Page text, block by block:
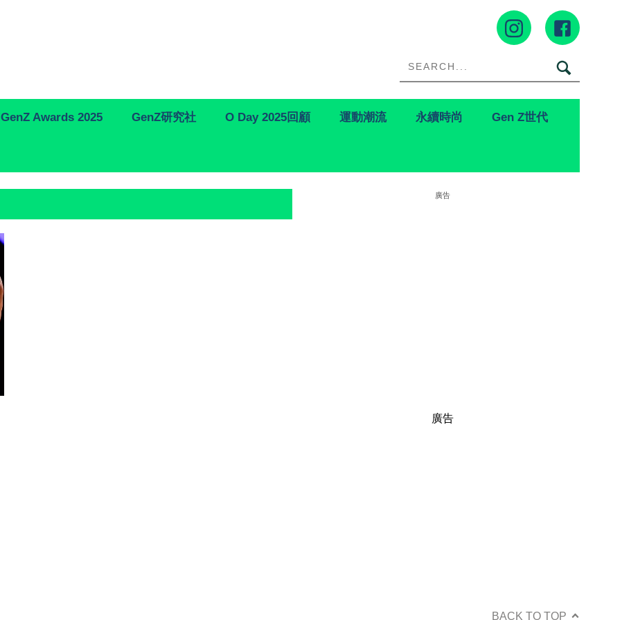
GenZ Awards 2025 GenZ研究社 O Day 2025回顧 運動潮流 永續時尚 Gen Z世代
廣告
廣告
BACK TO TOP